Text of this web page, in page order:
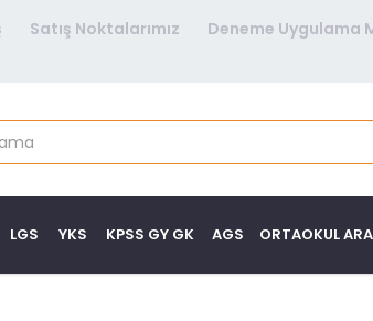
Satış Noktalarımız Deneme Uygulama
ORTAOKUL
AGS
KPSS GY GK
YKS
LGS